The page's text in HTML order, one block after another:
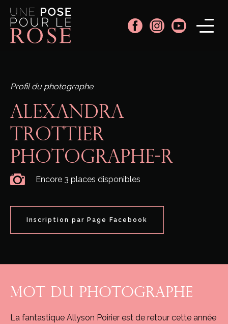
Profil du photographe
ALEXANDRA
TROTTIER
PHOTOGRAPHE-R
Encore 3 places disponibles
Inscription par Page Facebook
MOT DU PHOTOGRAPHE
La fantastique Allyson Poirier est de retour cette année